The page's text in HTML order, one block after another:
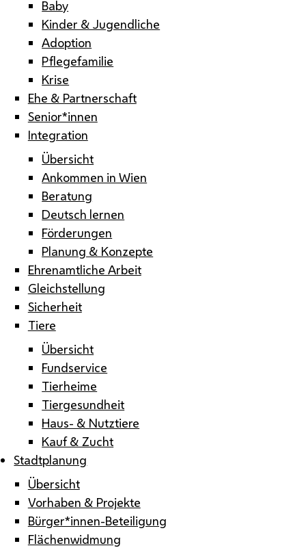
Baby
Kinder & Jugendliche
Adoption
Pflegefamilie
Krise
Ehe & Partnerschaft
Senior*innen
Integration
Übersicht
Ankommen in Wien
Beratung
Deutsch lernen
Förderungen
Planung & Konzepte
Ehrenamtliche Arbeit
Gleichstellung
Sicherheit
Tiere
Übersicht
Fundservice
Tierheime
Tiergesundheit
Haus- & Nutztiere
Kauf & Zucht
Stadtplanung
Übersicht
Vorhaben & Projekte
Bürger*innen-Beteiligung
Flächenwidmung